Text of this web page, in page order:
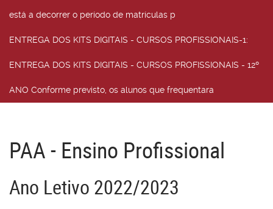
está a decorrer o período de matrículas p
ENTREGA DOS KITS DIGITAIS - CURSOS PROFISSIONAIS-1:
ENTREGA DOS KITS DIGITAIS - CURSOS PROFISSIONAIS - 12º
ANO Conforme previsto, os alunos que frequentara
PAA - Ensino Profissional
Ano Letivo 2022/2023